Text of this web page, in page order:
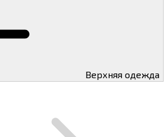
Верхняя одежда